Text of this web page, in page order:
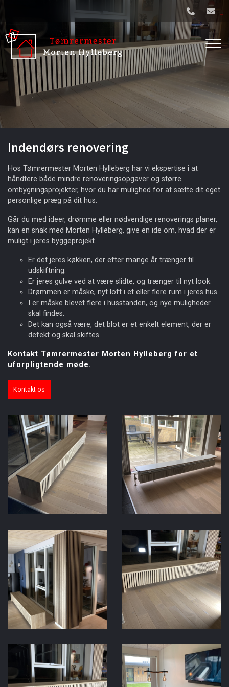
hovedindhold
Indendørs renovering
Hos Tømrermester Morten Hylleberg har vi ekspertise i at
håndtere både mindre renoveringsopgaver og større
ombygningsprojekter, hvor du har mulighed for at sætte dit eget
personlige præg på dit hus.
Går du med ideer, drømme eller nødvendige renoverings planer,
kan en snak med Morten Hylleberg, give en ide om, hvad der er
muligt i jeres byggeprojekt.
Er det jeres køkken, der efter mange år trænger til
udskiftning.
Er jeres gulve ved at være slidte, og trænger til nyt look.
Drømmen er måske, nyt loft i et eller flere rum i jeres hus.
I er måske blevet flere i husstanden, og nye muligheder
skal findes.
Det kan også være, det blot er et enkelt element, der er
defekt og skal skiftes.
Kontakt Tømrermester Morten Hylleberg for et
uforpligtende møde.
Kontakt os